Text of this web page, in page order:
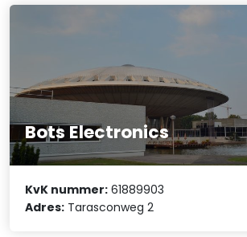
Bots Electronics
KvK nummer: 61889903
Adres: Tarasconweg 2